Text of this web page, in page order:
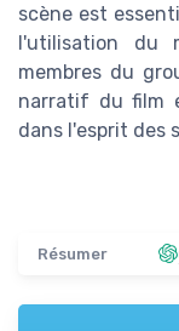
scène est
l'utilisation du
membres du
narratif du film
dans l'esprit des
Résumer